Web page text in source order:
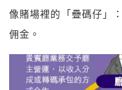
像賭場裡的「疊碼仔」
佣金。